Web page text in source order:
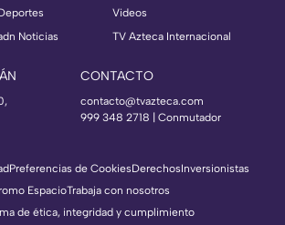
Noticias
Videos
TV Azteca Internacional
CONTACTO
contacto@tvazteca.com
999 348 2718 | Conmutador
Preferencias de CookiesDerechosInversionistas
EspacioTrabaja con nosotros
de ética, integridad y cumplimiento